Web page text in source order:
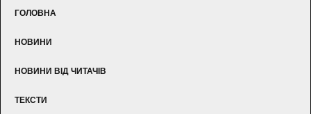
ГОЛОВНА
НОВИНИ
НОВИНИ ВІД ЧИТАЧІВ
ТЕКСТИ